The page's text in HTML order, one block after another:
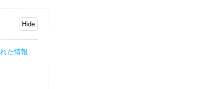
た情報